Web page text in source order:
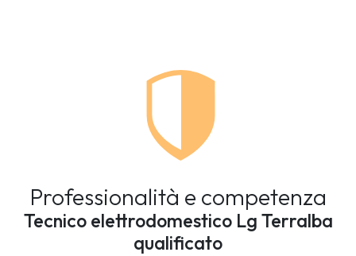
Professionalità e competenza
Tecnico elettrodomestico Lg Terralba
qualificato